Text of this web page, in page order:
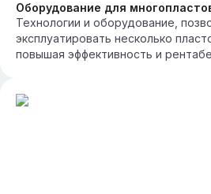
Оборудование для
Технологии и оборудование,
эксплуатировать несколько
повышая эффективность и